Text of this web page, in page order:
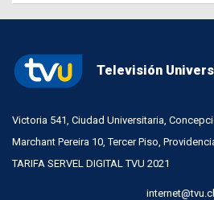
Televisión
Victoria 541, Ciudad Universitaria,
Marchant Pereira 10, Tercer Piso,
TARIFA SERVEL DIGITAL TVU 2021
internet@tvu.cl